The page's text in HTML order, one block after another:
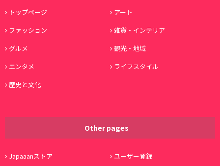
トップページ
アート
ファッション
雑貨・インテリア
グルメ
観光・地域
エンタメ
ライフスタイル
歴史と文化
Other pages
Japaaanストア
ユーザー登録